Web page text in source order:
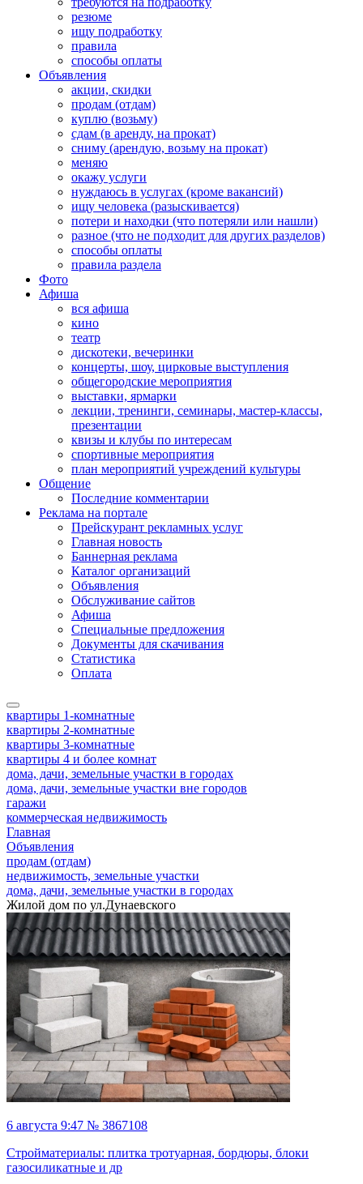
резюме
ищу подработку
правила
способы оплаты
Объявления
акции, скидки
продам (отдам)
куплю (возьму)
сдам (в аренду, на прокат)
сниму (арендую, возьму на прокат)
меняю
окажу услуги
нуждаюсь в услугах (кроме вакансий)
ищу человека (разыскивается)
потери и находки (что потеряли или нашли)
разное (что не подходит для других разделов)
способы оплаты
правила раздела
Фото
Афиша
вся афиша
кино
театр
дискотеки, вечеринки
концерты, шоу, цирковые выступления
общегородские мероприятия
выставки, ярмарки
лекции, тренинги, семинары, мастер-классы,
презентации
квизы и клубы по интересам
спортивные мероприятия
план мероприятий учреждений культуры
Общение
Последние комментарии
Реклама на портале
Прейскурант рекламных услуг
Главная новость
Баннерная реклама
Каталог организаций
Объявления
Обслуживание сайтов
Афиша
Специальные предложения
Документы для скачивания
Статистика
Оплата
квартиры 1-комнатные
квартиры 2-комнатные
квартиры 3-комнатные
квартиры 4 и более комнат
дома, дачи, земельные участки в городах
дома, дачи, земельные участки вне городов
гаражи
коммерческая недвижимость
Главная
Объявления
продам (отдам)
недвижимость, земельные участки
дома, дачи, земельные участки в городах
Жилой дом по ул.Дунаевского
6 августа 9:47 № 3867108
Стройматериалы: плитка тротуарная, бордюры, блоки
газосиликатные и др